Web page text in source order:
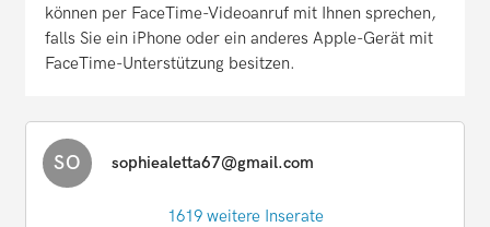
können per FaceTime-Videoanruf mit Ihnen sprechen,
falls Sie ein iPhone oder ein anderes Apple-Gerät mit
FaceTime-Unterstützung besitzen.
SO sophiealetta67@gmail.com
1619 weitere Inserate